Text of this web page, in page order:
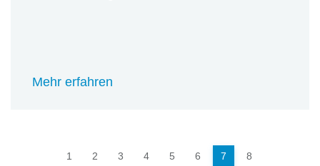
Mehr erfahren
1 2 3 4 5 6 7 8